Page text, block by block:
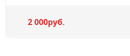
2 000руб.